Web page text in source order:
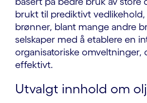
brukt til prediktivt
brønner, blant mange andre
selskaper med å etablere en
organisatoriske
effektivt.
Utvalgt innhold om